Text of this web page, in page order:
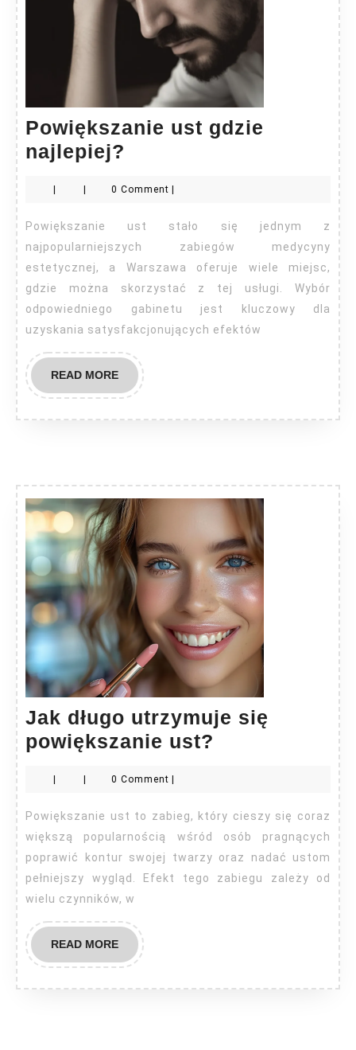
Powiększanie ust gdzie
najlepiej?
gdzie
najlepiej?
| | 0 Comment |
Powiększanie ust stało się jednym z
najpopularniejszych zabiegów medycyny
estetycznej, a Warszawa oferuje wiele miejsc,
gdzie można skorzystać z tej usługi. Wybór
odpowiedniego gabinetu jest kluczowy dla
uzyskania satysfakcjonujących efektów
READ MOREREAD
MORE
Jak długo utrzymuje się
powiększanie ust?
się
powiększanie
ust?
0 Comment
Powiększanie ust to zabieg, który cieszy się coraz
większą popularnością wśród osób pragnących
poprawić kontur swojej twarzy oraz nadać ustom
pełniejszy wygląd. Efekt tego zabiegu zależy od
wielu czynników, w
READ MOREREAD
MORE